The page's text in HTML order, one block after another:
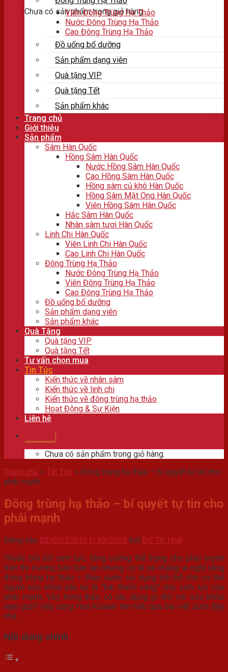
Chưa có sản phẩm trong giỏ hàng.
Viên Đông Trùng Hạ Thảo
Nước Đông Trùng Hạ Thảo
Cao Đông Trùng Hạ Thảo
Đồ uống bổ dưỡng
Sản phẩm dạng viên
Quà tặng VIP
Quà tặng Tết
Sản phẩm khác
Trang chủ
Giới thiệu
Sản phẩm
Sâm Hàn Quốc
Hồng Sâm Hàn Quốc
Nước Hồng Sâm Hàn Quốc
Cao Hồng Sâm Hàn Quốc
Hồng sâm củ khô Hàn Quốc
Hồng Sâm Mật Ong Hàn Quốc
Viên Hồng Sâm Hàn Quốc
Hắc Sâm Hàn Quốc
Nhân sâm tươi Hàn Quốc
Linh Chi Hàn Quốc
Viên Linh Chi Hàn Quốc
Cao Linh Chi Hàn Quốc
Đông Trùng Hạ Thảo
Nước Đông Trùng Hạ Thảo
Viên Đông Trùng Hạ Thảo
Cao Đông Trùng Hạ Thảo
Đồ uống bổ dưỡng
Sản phẩm dạng viên
Sản phẩm khác
Quà Tặng
Quà tặng VIP
Quà tặng Tết
Tư vấn chọn mua
Tin Tức
Kiến thức về nhân sâm
Kiến thức về linh chi
Kiến thức về đông trùng hạ thảo
Hoạt Động & Sự Kiện
Liên hệ
Chưa có sản phẩm trong giỏ hàng.
Trang chủ » Tin Tức » Đông trùng hạ thảo – bí quyết tự tin cho
phái mạnh
Đông trùng hạ thảo – bí quyết tự tin cho
phái mạnh
Đăng vào 02/07/202521/10/2025 bởi Đỗ Thị Hoá
Thuốc bồi bổ sinh lực, tăng cường thể trạng cho phái mạnh
trên thị trường bán tràn lan nhưng có lẽ sẽ chẳng ai nghĩ rằng
đông trùng hạ thảo – thảo dước sử dụng bồi bổ cho cơ thể
người sức khoẻ yếu lại là “bài thuốc vàng” cho sinh lực của
phái mạnh. Vậy trùng thảo có tác dụng gì đối với sức khỏe
nam giới? Hãy cùng Hoa Korean tìm hiểu qua bài viết dưới đây
nhé.
Nội dung chính